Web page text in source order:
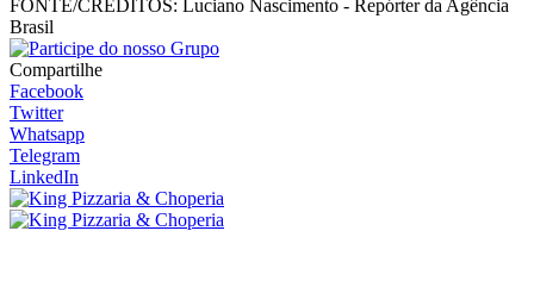
FONTE/CRÉDITOS: Luciano Nascimento - Repórter da Agência
Brasil
Compartilhe
Facebook
Twitter
Whatsapp
Telegram
LinkedIn